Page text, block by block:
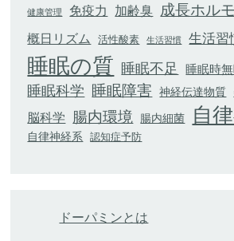
健康管理 免疫力 加齢臭 成長ホル
概日リズム 活性酸素 生活習慣 生活習
睡眠の質 睡眠不足 睡眠時
睡眠科学 睡眠障害 神経伝達物質
脳科学 腸内環境 腸内細菌 自
自律神経系 認知症予防
ドーパミンとは